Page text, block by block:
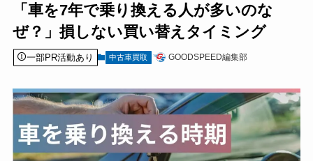
「車を7年で乗り換える人が多いのな
ぜ？」損しない買い替えタイミング
一部PR活動あり 中古車買取 GOODSPEED編集部